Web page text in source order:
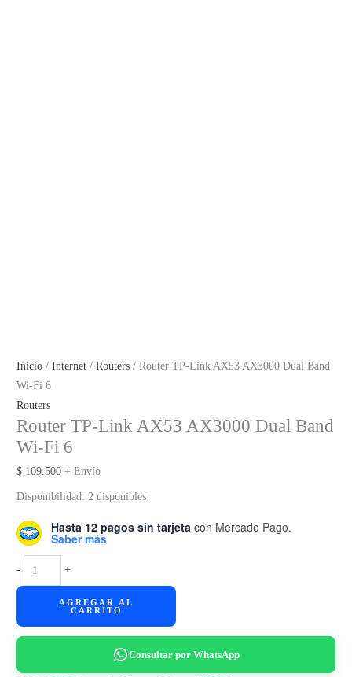
Inicio /Internet /Routers / Router TP-Link AX53 AX3000 Dual Band
Wi-Fi 6
Routers
Router TP-Link AX53 AX3000 Dual Band
Wi-Fi 6
$ 109.500 + Envío
Disponibilidad: 2 disponibles
Hasta 12 pagos sin tarjeta con Mercado Pago.
Saber más
-
Router
TP-
+
AGREGAR AL
CARRITO
Consultar por WhatsApp